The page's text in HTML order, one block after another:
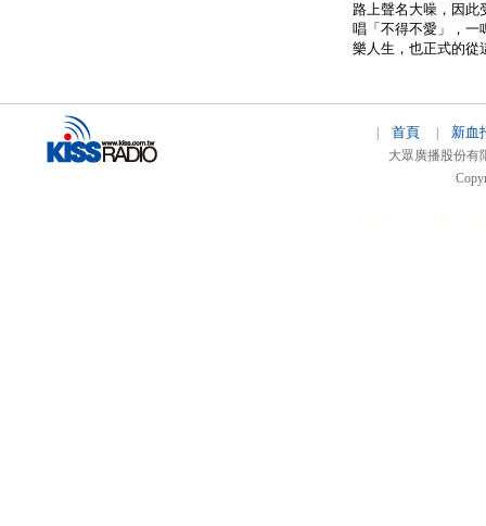
路上聲名大噪，因此
唱「不得不愛」，一
樂人生，也正式的從
首頁 新血
大眾廣播股份有